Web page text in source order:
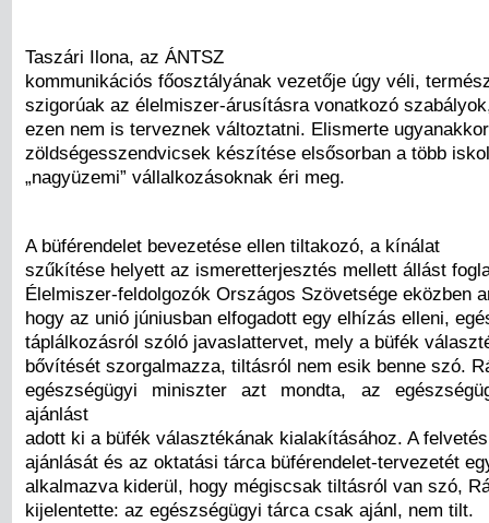
Taszári Ilona, az ÁNTSZ
kommunikációs főosztályának vezetője úgy véli,
szigorúak az élelmiszer-árusításra vonatkozó
ezen nem is terveznek változtatni. Elismerte
zöldségesszendvicsek készítése elsősorban a több
„nagyüzemi” vállalkozásoknak éri meg.
A büférendelet bevezetése ellen tiltakozó, a kínálat
szűkítése helyett az ismeretterjesztés mellett állást
Élelmiszer-feldolgozók Országos Szövetsége eközben
hogy az unió júniusban elfogadott egy elhízás elleni,
táplálkozásról szóló javaslattervet, mely a büfék
bővítését szorgalmazza, tiltásról nem esik benne szó.
egészségügyi miniszter azt mondta, az
ajánlást
adott ki a büfék választékának kialakításához. A
ajánlását és az oktatási tárca büférendelet-tervezetét
alkalmazva kiderül, hogy mégiscsak tiltásról van szó,
kijelentette: az egészségügyi tárca csak ajánl, nem tilt.